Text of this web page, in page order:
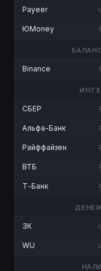
Payeer
ЮMoney
Binance
СБЕР
Альфа-Банк
Райффайзен
ВТБ
Т-Банк
ЗК
WU